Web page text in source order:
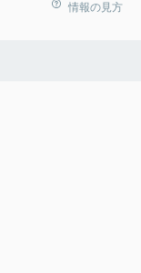
情報の見方